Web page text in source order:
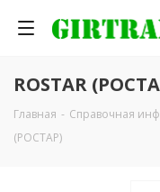
ROSTAR
Главная - Справочная
(РОСТАР)